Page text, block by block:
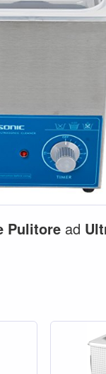
Pulitore ad